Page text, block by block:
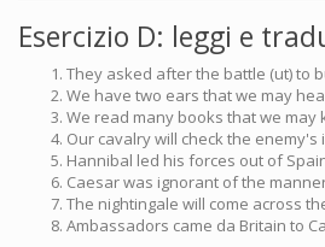
Esercizio D: leggi e
They asked after the battle (ut) to
We have two ears that we may
We read many books that we may
Our cavalry will check the enemy's
Hannibal led his forces out of
Caesar was ignorant of the
The nightingale will come across
Ambassadors came da Britain to